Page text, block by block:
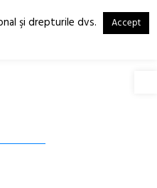
EN
şi drepturile dvs. Accept